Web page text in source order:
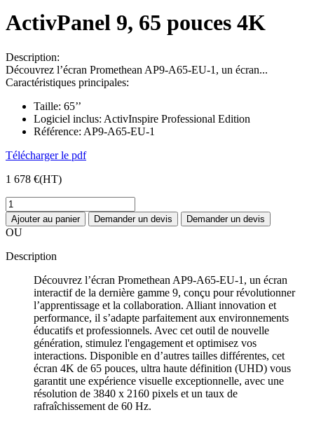
ActivPanel 9, 65 pouces 4K
Description:
Découvrez l’écran Promethean AP9-A65-EU-1, un écran...
Caractéristiques principales:
Taille: 65’’
Logiciel inclus: ActivInspire Professional Edition
Référence: AP9-A65-EU-1
Télécharger le pdf
1 678 €(HT)
Ajouter au panier Demander un devis Demander un devis
OU
Description
Découvrez l’écran Promethean AP9-A65-EU-1, un écran
interactif de la dernière gamme 9, conçu pour révolutionner
l’apprentissage et la collaboration. Alliant innovation et
performance, il s’adapte parfaitement aux environnements
éducatifs et professionnels. Avec cet outil de nouvelle
génération, stimulez l'engagement et optimisez vos
interactions. Disponible en d’autres tailles différentes, cet
écran 4K de 65 pouces, ultra haute définition (UHD) vous
garantit une expérience visuelle exceptionnelle, avec une
résolution de 3840 x 2160 pixels et un taux de
rafraîchissement de 60 Hz.